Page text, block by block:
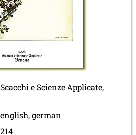
Scacchi e Scienze Applicate,
english, german
214